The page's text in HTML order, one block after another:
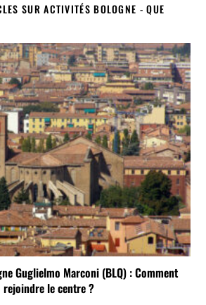
SUR ACTIVITÉS BOLOGNE - QUE
Guglielmo Marconi (BLQ) : Comment
rejoindre le centre ?